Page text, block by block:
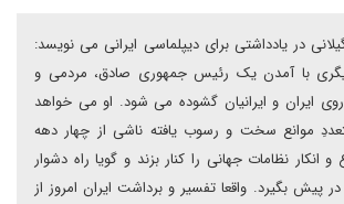
گیلانی در یادداشتی برای دیپلماسی ایرانی می نویسد:
با آمدن یک رئیس جمهوری صادق، مردمی و
ایران و ایرانیان گشوده می شود. او می خواهد
موانع سخت و رسوب یافته ناشی از چهار دهه
و انکار نظامات جهانی را کنار بزند و گویا راه دشوار
پیش بگیرد. واقعا تفسیر و برداشت ایران امروز از